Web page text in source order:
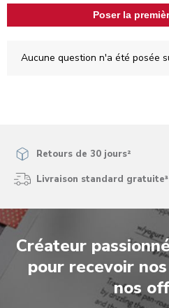
Poser la
Aucune question n'a été posée
Retours de 30 jours²
Livraison standard gratuite³
Créateur
pour recevoir
nos